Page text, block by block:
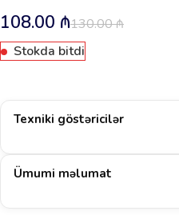
130.00₼
108.00 ₼
Stokda bitdi
Texniki göstəricilər
Ümumi məlumat